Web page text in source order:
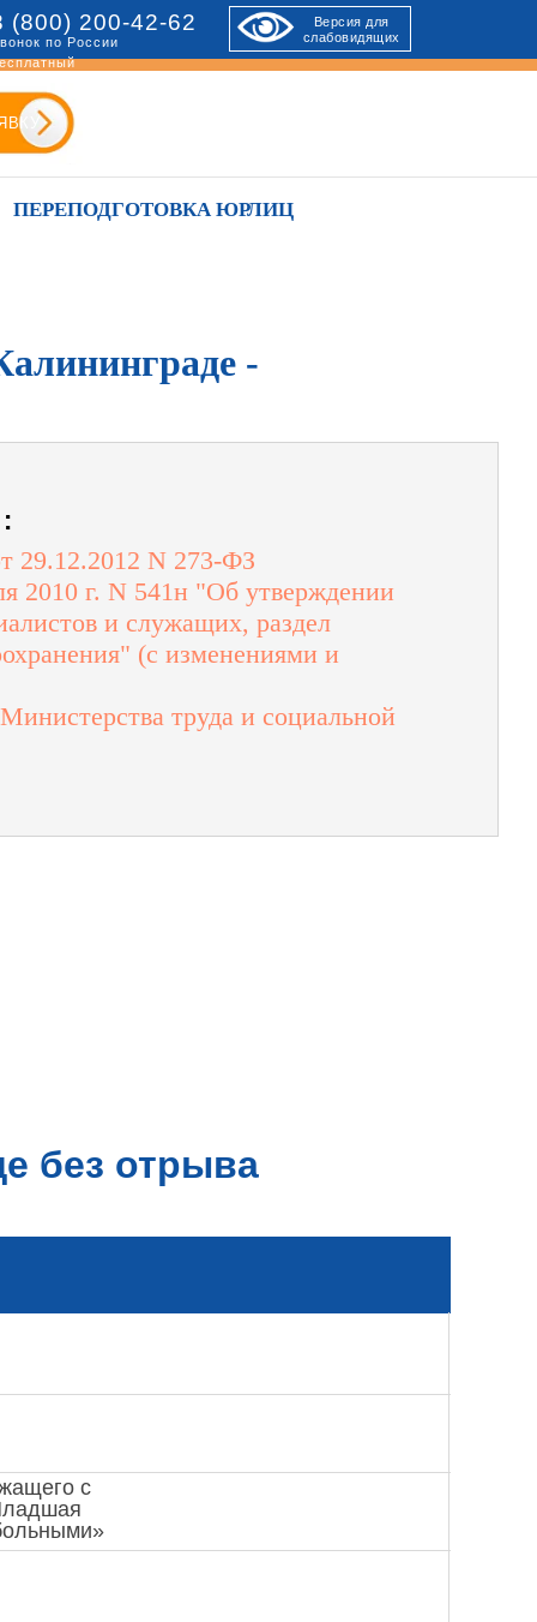
(800) 200-42-62
по России
Версия для
слабовидящих
ПЕРЕПОДГОТОВКА ЮРЛИЦ
-
29.12.2012 N 273-ФЗ
2010 г. N 541н "Об утверждении
и служащих, раздел
(с изменениями и
труда и социальной
без отрыва
с